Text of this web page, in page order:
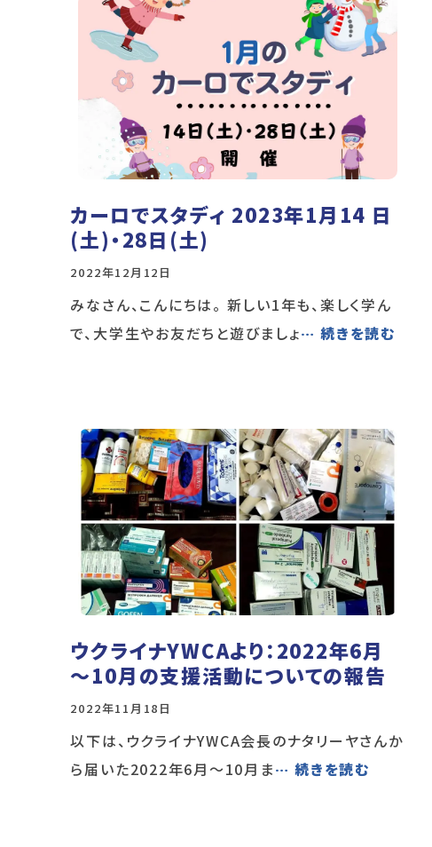
カーロでスタディ 2023年1月14 日
(土)・28日(土)
2022年12月12日
みなさん、こんにちは。 新しい1年も、楽しく学ん
で、大学生やお友だちと遊びましょ… 続きを読む
ウクライナYWCAより：2022年6月
～10月の支援活動についての報告
2022年11月18日
以下は、ウクライナYWCA会長のナタリーヤさんか
ら届いた2022年6月～10月ま… 続きを読む